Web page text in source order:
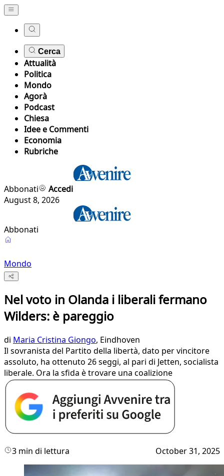
Cerca
Attualità
Politica
Mondo
Agorà
Podcast
Chiesa
Idee e Commenti
Economia
Rubriche
Abbonati
Accedi
August 8, 2026
Abbonati
Mondo
Nel voto in Olanda i liberali fermano
Wilders: è pareggio
di Maria Cristina Giongo, Eindhoven
Il sovranista del Partito della libertà, dato per vincitore
assoluto, ha ottenuto 26 seggi, al pari di Jetten, socialista
liberale. Ora la sfida è trovare una coalizione
3 min di lettura October 31, 2025